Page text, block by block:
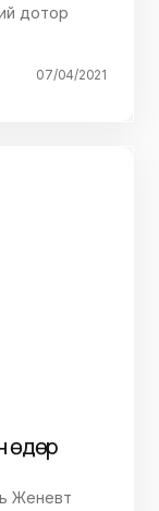
дотор
07/04/2021
өдөр
Женевт